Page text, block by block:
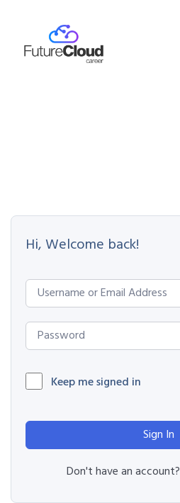
Hi, Welcome back!
Keep me signed in
Sign In
Don't have an account?